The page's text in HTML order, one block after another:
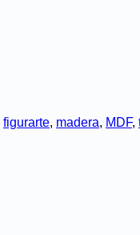
figurarte, madera, MDF,